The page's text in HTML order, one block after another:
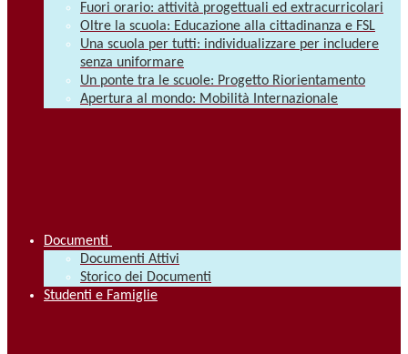
Fuori orario: attività progettuali ed extracurricolari
Oltre la scuola: Educazione alla cittadinanza e FSL
Una scuola per tutti: individualizzare per includere
senza uniformare
Un ponte tra le scuole: Progetto Riorientamento
Apertura al mondo: Mobilità Internazionale
Documenti
Documenti Attivi
Storico dei Documenti
Studenti e Famiglie